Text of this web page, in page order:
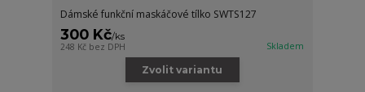
Dámské funkční maskáčové tílko SWTS127
300 Kč/ks
248 Kč bez DPH Skladem
Zvolit variantu